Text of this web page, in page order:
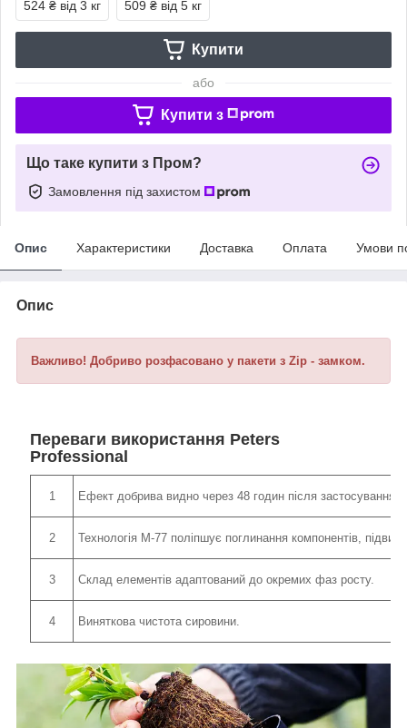
524 ₴ від 3 кг 509 ₴ від 5 кг
Купити
або
Купити з
Що таке купити з Пром?
Замовлення під захистом
Опис Характеристики Доставка Оплата Умови
Опис
Важливо! Добриво розфасовано у пакети з Zip - замком.
Переваги використання Peters
Professional
1 Ефект добрива видно через 48 годин після застосування
2 Технологія М-77 поліпшує поглинання компонентів,
3 Склад елементів адаптований до окремих фаз росту.
4 Виняткова чистота сировини.